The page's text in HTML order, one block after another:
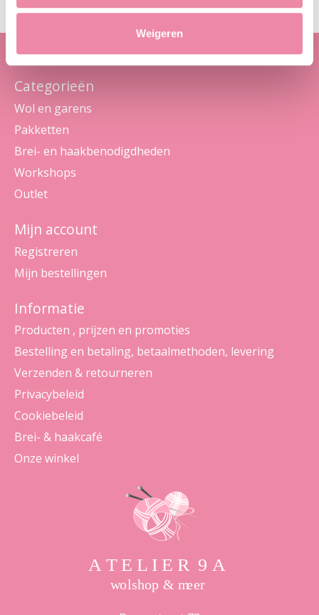
Weigeren
Categorieën
Wol en garens
Pakketten
Brei- en haakbenodigdheden
Workshops
Outlet
Mijn account
Registreren
Mijn bestellingen
Informatie
Producten , prijzen en promoties
Bestelling en betaling, betaalmethoden, levering
Verzenden & retourneren
Privacybeleid
Cookiebeleid
Brei- & haakcafé
Onze winkel